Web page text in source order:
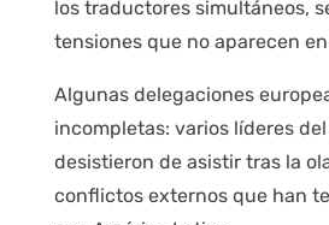
los traductores simultáneos,
tensiones que no aparecen
Algunas delegaciones
incompletas: varios líderes
desistieron de asistir tras la
conflictos externos que han